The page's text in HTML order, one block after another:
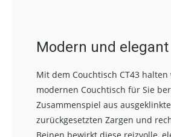
Modern und elegant
Mit dem Couchtisch CT43
modernen Couchtisch für Sie
Zusammenspiel aus
zurückgesetzten Zargen und